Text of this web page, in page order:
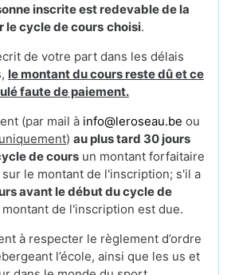
inscrite est redevable de la
le cycle de cours choisi.
de votre part dans les délais
le montant du cours reste dû et ce
faute de paiement.
(par mail à info@leroseau.be ou
uniquement) au plus tard 30 jours
de cours un montant forfaitaire
le montant de l'inscription; s'il a
avant le début du cycle de
de l'inscription est due.
à respecter le règlement d’ordre
l’école, ainsi que les us et